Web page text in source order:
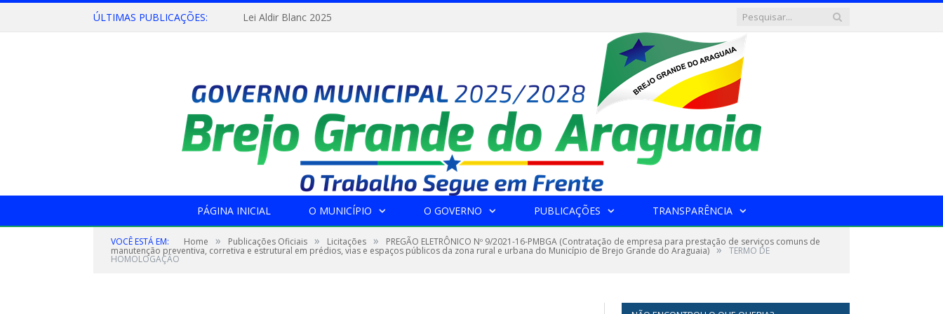
ÚLTIMAS PUBLICAÇÕES: Lei Aldir Blanc 2025
PÁGINA INICIAL O MUNICÍPIO O GOVERNO PUBLICAÇÕES TRANSPARÊNCIA
VOCÊ ESTÁ EM: Home » Publicações Oficiais » Licitações » PREGÃO ELETRÔNICO Nº 9/2021-16-PMBGA (Contratação de empresa para prestação de serviços comuns de
manutenção preventiva, corretiva e estrutural em prédios, vias e espaços públicos da zona rural e urbana do Município de Brejo Grande do Araguaia) » TERMO DE
HOMOLOGAÇÃO